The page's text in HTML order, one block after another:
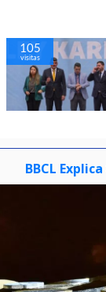
105
visitas
BBCL Explica